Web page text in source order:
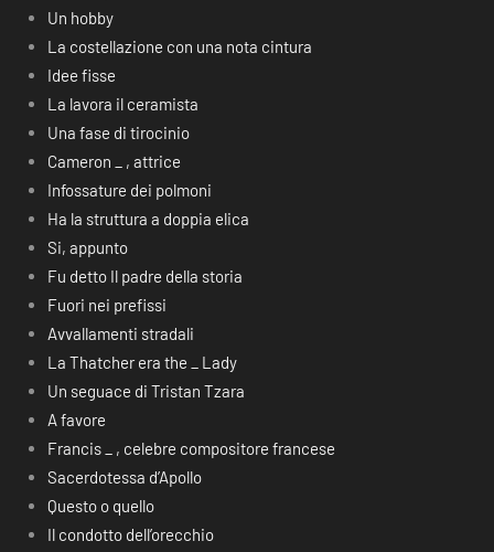
Un hobby
La costellazione con una nota cintura
Idee fisse
La lavora il ceramista
Una fase di tirocinio
Cameron _ , attrice
Infossature dei polmoni
Ha la struttura a doppia elica
Si, appunto
Fu detto Il padre della storia
Fuori nei prefissi
Avvallamenti stradali
La Thatcher era the _ Lady
Un seguace di Tristan Tzara
A favore
Francis _ , celebre compositore francese
Sacerdotessa d’Apollo
Questo o quello
Il condotto dell’orecchio